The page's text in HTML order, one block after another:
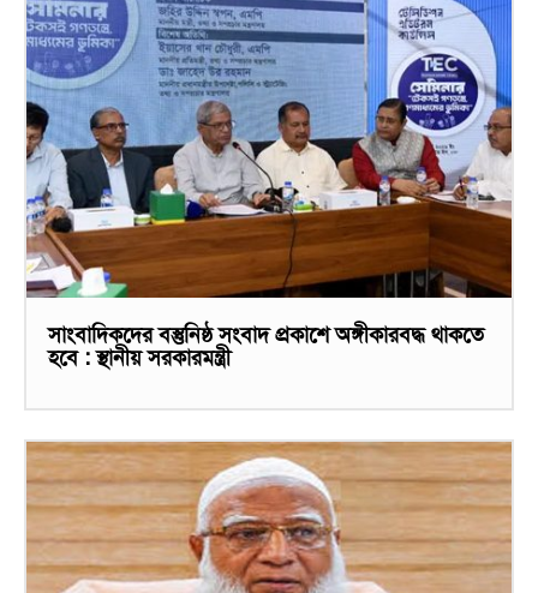
সাংবাদিকদের বস্তুনিষ্ঠ সংবাদ প্রকাশে অঙ্গীকারবদ্ধ থাকতে
হবে : স্থানীয় সরকারমন্ত্রী